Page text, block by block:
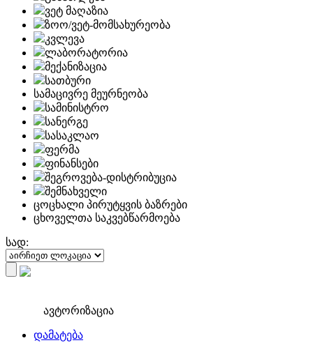
ვეტ მაღაზია
ზოო/ვეტ-მომსახურეობა
კვლევა
ლაბორატორია
მექანიზაცია
სათბური
სამაცივრე მეურნეობა
სამინისტრო
სანერგე
სასაკლაო
ფერმა
ფინანსები
შეგროვება-დისტრიბუცია
შემნახველი
ცოცხალი პირუტყვის ბაზრები
ცხოველთა საკვებწარმოება
სად:
ავტორიზაცია
დამატება